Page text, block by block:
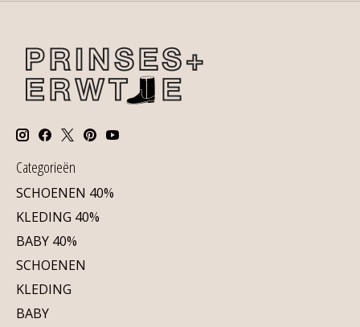
Categorieën
SCHOENEN 40%
KLEDING 40%
BABY 40%
SCHOENEN
KLEDING
BABY